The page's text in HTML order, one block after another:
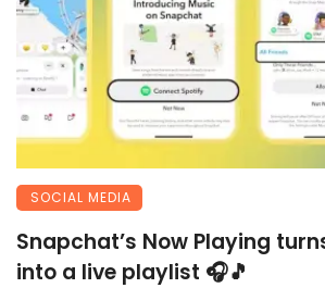
SOCIAL MEDIA
Snapchat’s Now Playing
into a live playlist 🎧🎵